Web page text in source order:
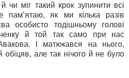
чи міг такий крок зупинити всі
пам’ятаю, як ми кілька разів
особисто тодішньому голові
й той так само при нас
І матюкався на нього,
але так нічого й не було